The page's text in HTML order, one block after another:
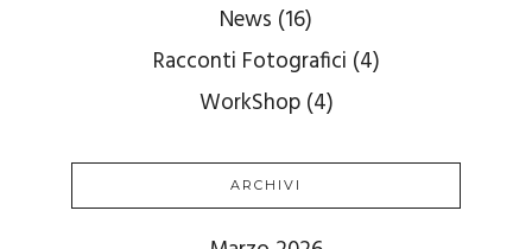
News (16)
Racconti Fotografici (4)
WorkShop(4)
ARCHIVI